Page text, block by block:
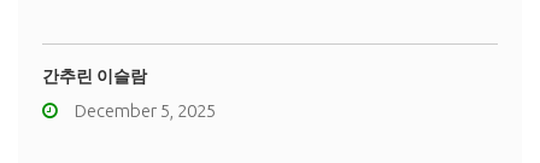
간추린 이슬람
December 5, 2025